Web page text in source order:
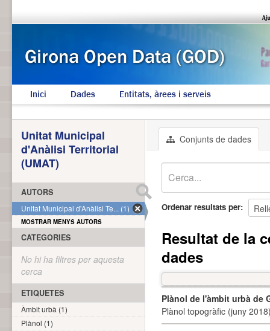
Inici Dades Entitats, àrees i serveis
Conjunts de dades
Ordenar resultats per
Resultat de la
dades
Plànol de l'àmbit urbà de
Plànol topogràfic (juny
Unitat Municipal
d'Anàlisi Territorial
(UMAT)
AUTORS
Unitat Municipal d'Anàlisi Te... (1)
MOSTRAR MENYS AUTORS
CATEGORIES
No hi ha filtres per aquesta
cerca
ETIQUETES
Àmbit urbà (1)
Plànol (1)